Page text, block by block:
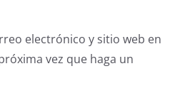
electrónico y sitio web en
vez que haga un